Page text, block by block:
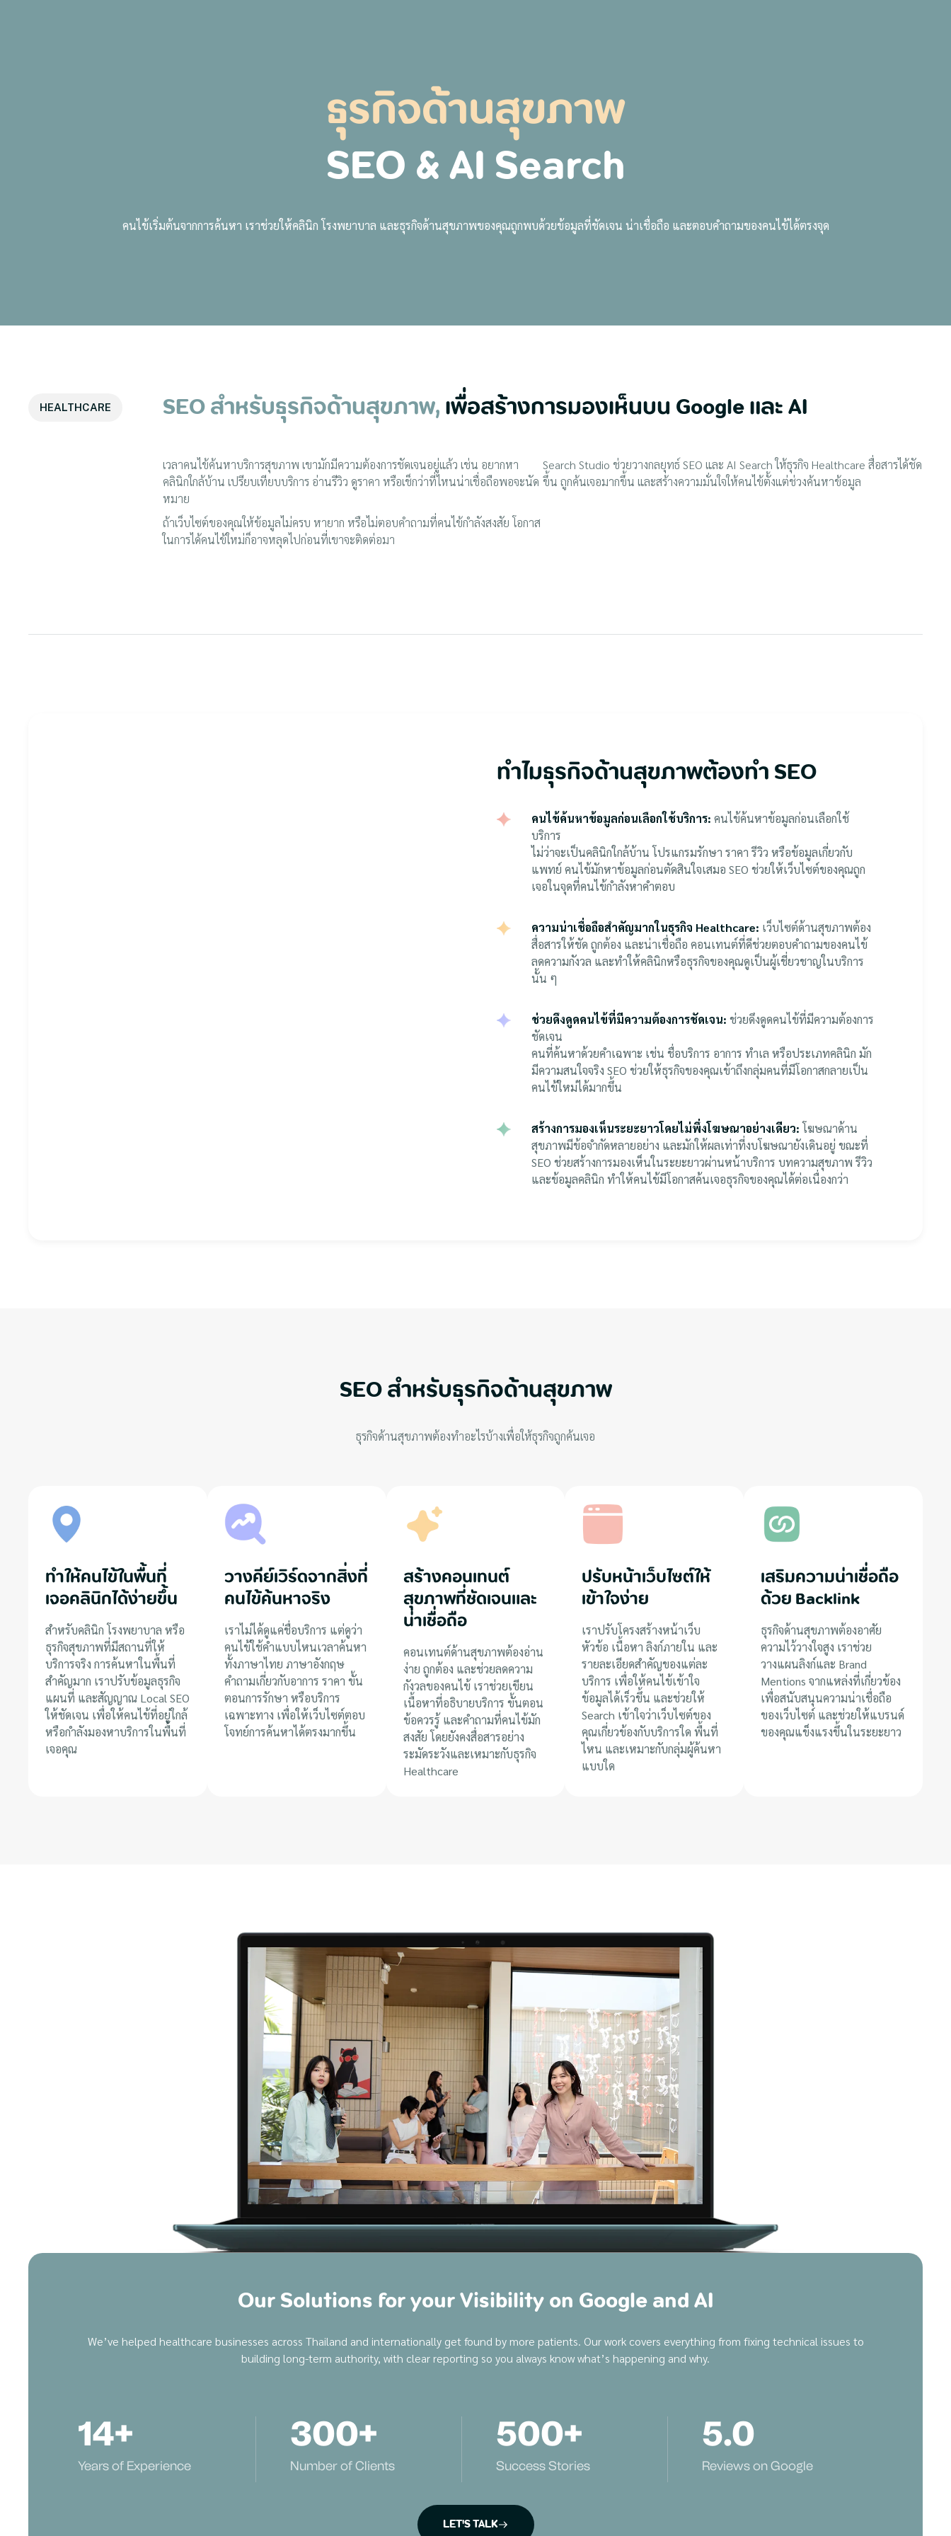
ธุรกิจด้านสุขภาพ
SEO & AI Search
คนไข้เริ่มต้นจากการค้นหา เราช่วยให้คลินิก โรงพยาบาล และธุรกิจด้านสุขภาพของคุณถูกพบด้วยข้อมูลที่ชัดเจน น่าเชื่อถือ และตอบคำถามของคนไข้ได้ตรงจุด
HEALTHCARE SEO สำหรับธุรกิจด้านสุขภาพ,เพื่อสร้างการมองเห็นบน Google และ AI
เวลาคนไข้ค้นหาบริการสุขภาพ เขามักมีความต้องการชัดเจนอยู่แล้ว เช่น อยากหา
คลินิกใกล้บ้าน เปรียบเทียบบริการ อ่านรีวิว ดูราคา หรือเช็กว่าที่ไหนน่าเชื่อถือพอจะนัด
หมาย
ถ้าเว็บไซต์ของคุณให้ข้อมูลไม่ครบ หายาก หรือไม่ตอบคำถามที่คนไข้กำลังสงสัย โอกาส
ในการได้คนไข้ใหม่ก็อาจหลุดไปก่อนที่เขาจะติดต่อมา
Search Studio ช่วยวางกลยุทธ์ SEO และ AI Search ให้ธุรกิจ Healthcare สื่อสารได้ชัด
ขึ้น ถูกค้นเจอมากขึ้น และสร้างความมั่นใจให้คนไข้ตั้งแต่ช่วงค้นหาข้อมูล
ทำไมธุรกิจด้านสุขภาพต้องทำ SEO
คนไข้ค้นหาข้อมูลก่อนเลือกใช้บริการ:คนไข้ค้นหาข้อมูลก่อนเลือกใช้
บริการ
ไม่ว่าจะเป็นคลินิกใกล้บ้าน โปรแกรมรักษา ราคา รีวิว หรือข้อมูลเกี่ยวกับ
แพทย์ คนไข้มักหาข้อมูลก่อนตัดสินใจเสมอ SEO ช่วยให้เว็บไซต์ของคุณถูก
เจอในจุดที่คนไข้กำลังหาคำตอบ
ความน่าเชื่อถือสำคัญมากในธุรกิจ Healthcare: เว็บไซต์ด้านสุขภาพต้อง
สื่อสารให้ชัด ถูกต้อง และน่าเชื่อถือ คอนเทนต์ที่ดีช่วยตอบคำถามของคนไข้
ลดความกังวล และทำให้คลินิกหรือธุรกิจของคุณดูเป็นผู้เชี่ยวชาญในบริการ
นั้น ๆ
ช่วยดึงดูดคนไข้ที่มีความต้องการชัดเจน:ช่วยดึงดูดคนไข้ที่มีความต้องการ
ชัดเจน
คนที่ค้นหาด้วยคำเฉพาะ เช่น ชื่อบริการ อาการ ทำเล หรือประเภทคลินิก มัก
มีความสนใจจริง SEO ช่วยให้ธุรกิจของคุณเข้าถึงกลุ่มคนที่มีโอกาสกลายเป็น
คนไข้ใหม่ได้มากขึ้น
สร้างการมองเห็นระยะยาวโดยไม่พึ่งโฆษณาอย่างเดียว: โฆษณาด้าน
สุขภาพมีข้อจำกัดหลายอย่าง และมักให้ผลเท่าที่งบโฆษณายังเดินอยู่ ขณะที่
SEO ช่วยสร้างการมองเห็นในระยะยาวผ่านหน้าบริการ บทความสุขภาพ รีวิว
และข้อมูลคลินิก ทำให้คนไข้มีโอกาสค้นเจอธุรกิจของคุณได้ต่อเนื่องกว่า
SEO สำหรับธุรกิจด้านสุขภาพ
ธุรกิจด้านสุขภาพต้องทำอะไรบ้างเพื่อให้ธุรกิจถูกค้นเจอ
ทำให้คนไข้ในพื้นที่
เจอคลินิกได้ง่ายขึ้น
สำหรับคลินิก โรงพยาบาล หรือ
ธุรกิจสุขภาพที่มีสถานที่ให้
บริการจริง การค้นหาในพื้นที่
สำคัญมาก เราปรับข้อมูลธุรกิจ
แผนที่ และสัญญาณ Local SEO
ให้ชัดเจน เพื่อให้คนไข้ที่อยู่ใกล้
หรือกำลังมองหาบริการในพื้นที่
เจอคุณ
วางคีย์เวิร์ดจากสิ่งที่
คนไข้ค้นหาจริง
เราไม่ได้ดูแค่ชื่อบริการ แต่ดูว่า
คนไข้ใช้คำแบบไหนเวลาค้นหา
ทั้งภาษาไทย ภาษาอังกฤษ
คำถามเกี่ยวกับอาการ ราคา ขั้น
ตอนการรักษา หรือบริการ
เฉพาะทาง เพื่อให้เว็บไซต์ตอบ
โจทย์การค้นหาได้ตรงมากขึ้น
สร้างคอนเทนต์
สุขภาพที่ชัดเจนและ
น่าเชื่อถือ
คอนเทนต์ด้านสุขภาพต้องอ่าน
ง่าย ถูกต้อง และช่วยลดความ
กังวลของคนไข้ เราช่วยเขียน
เนื้อหาที่อธิบายบริการ ขั้นตอน
ข้อควรรู้ และคำถามที่คนไข้มัก
สงสัย โดยยังคงสื่อสารอย่าง
ระมัดระวังและเหมาะกับธุรกิจ
Healthcare
ปรับหน้าเว็บไซต์ให้
เข้าใจง่าย
เราปรับโครงสร้างหน้าเว็บ
หัวข้อ เนื้อหา ลิงก์ภายใน และ
รายละเอียดสำคัญของแต่ละ
บริการ เพื่อให้คนไข้เข้าใจ
ข้อมูลได้เร็วขึ้น และช่วยให้
Search เข้าใจว่าเว็บไซต์ของ
คุณเกี่ยวข้องกับบริการใด พื้นที่
ไหน และเหมาะกับกลุ่มผู้ค้นหา
แบบใด
เสริมความน่าเชื่อถือ
ด้วย Backlink
ธุรกิจด้านสุขภาพต้องอาศัย
ความไว้วางใจสูง เราช่วย
วางแผนลิงก์และ Brand
Mentions จากแหล่งที่เกี่ยวข้อง
เพื่อสนับสนุนความน่าเชื่อถือ
ของเว็บไซต์ และช่วยให้แบรนด์
ของคุณแข็งแรงขึ้นในระยะยาว
Our Solutions for your Visibility on Google and AI
We’ve helped healthcare businesses across Thailand and internationally get found by more patients. Our work covers everything from fixing technical issues to
building long-term authority, with clear reporting so you always know what’s happening and why.
Years of Experience
14+
Number of Clients
300+
Success Stories
500+
Reviews on Google
5.0
LET'S TALK